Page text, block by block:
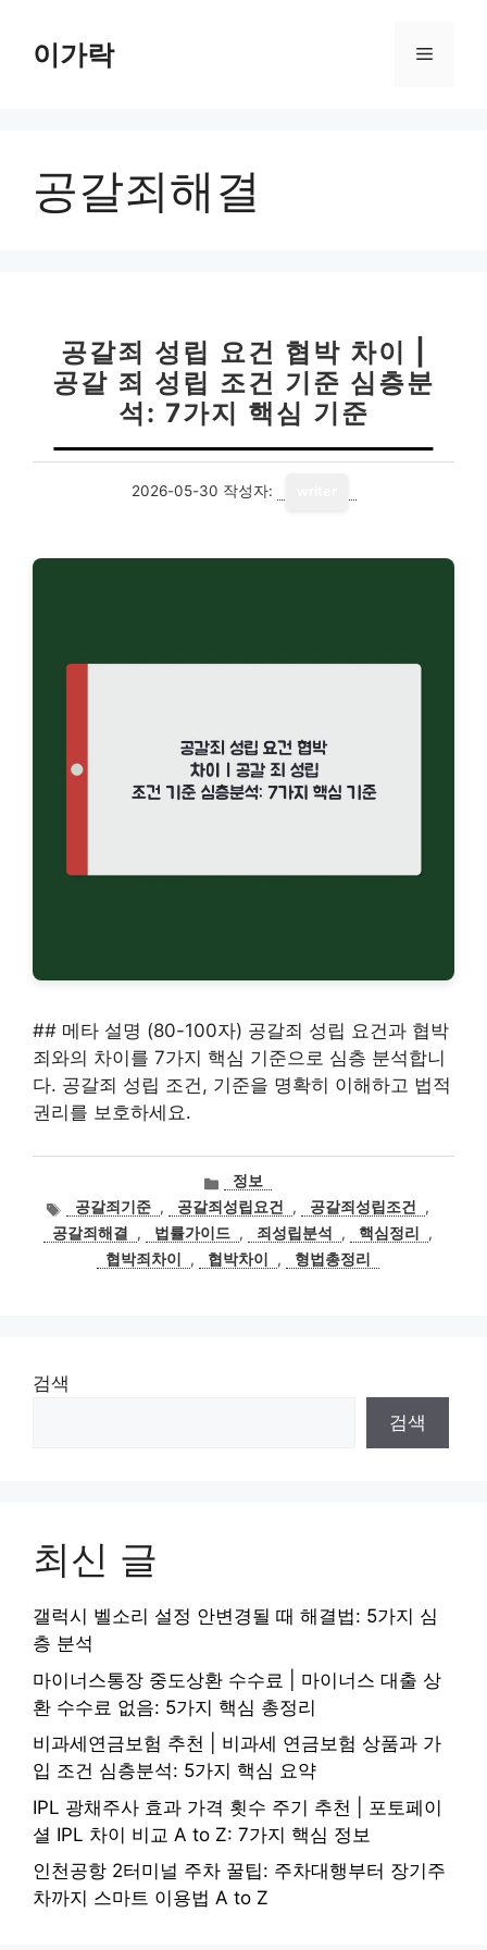
이가락 메
공갈죄해결
공갈죄 성립 요건 협박 차이 |
공갈 죄 성립 조건 기준 심층분
석: 7가지 핵심 기준
2026-05-30 작성자:
## 메타 설명 (80-100자) 공갈죄 성립 요건과 협박
죄와의 차이를 7가지 핵심 기준으로 심층 분석합니
다. 공갈죄 성립 조건, 기준을 명확히 이해하고 법적
권리를 보호하세요.
카
테
고
리
정보
태
그
공갈죄기준 , 공갈죄성립요건 , 공갈죄성립조건
,
공갈죄해결
, 법률가이드 , 죄성립분석 , 핵심정리
,
협박죄차이
, 협박차이 , 형법총정리
검색
검색
최신 글
갤럭시 벨소리 설정 안변경될 때 해결법: 5가지 심
층 분석
마이너스통장 중도상환 수수료 | 마이너스 대출 상
환 수수료 없음: 5가지 핵심 총정리
비과세연금보험 추천 | 비과세 연금보험 상품과 가
입 조건 심층분석: 5가지 핵심 요약
IPL 광채주사 효과 가격 횟수 주기 추천 | 포토페이
셜 IPL 차이 비교 A to Z: 7가지 핵심 정보
인천공항 2터미널 주차 꿀팁: 주차대행부터 장기주
차까지 스마트 이용법 A to Z